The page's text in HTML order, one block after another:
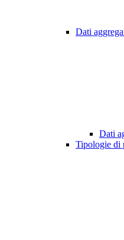
Dati
Dati
Tipologie di